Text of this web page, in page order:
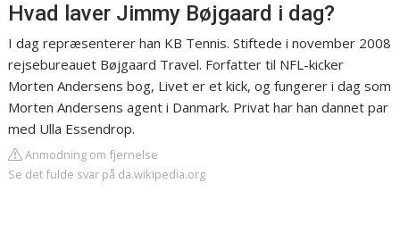
Hvad laver Jimmy Bøjgaard i dag?
I dag repræsenterer han KB Tennis. Stiftede i november 2008
rejsebureauet Bøjgaard Travel. Forfatter til NFL-kicker
Morten Andersens bog, Livet er et kick, og fungerer i dag som
Morten Andersens agent i Danmark. Privat har han dannet par
med Ulla Essendrop.
Anmodning om fjernelse
Se det fulde svar på da.wikipedia.org